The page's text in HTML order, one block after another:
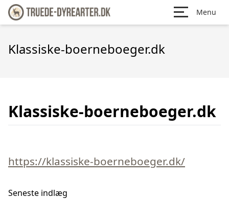
Menu
Klassiske-boerneboeger.dk
Klassiske-boerneboeger.dk
https://klassiske-boerneboeger.dk/
Seneste indlæg